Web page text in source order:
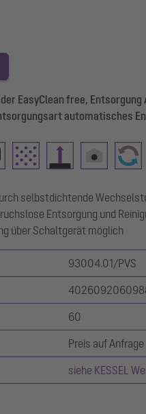
EasyClean free,
automatisches
selbstdichtende
Entsorgung und
über Schaltgerät möglich
93004.01/PVS
60
Preis auf Anfrage
siehe KESSEL